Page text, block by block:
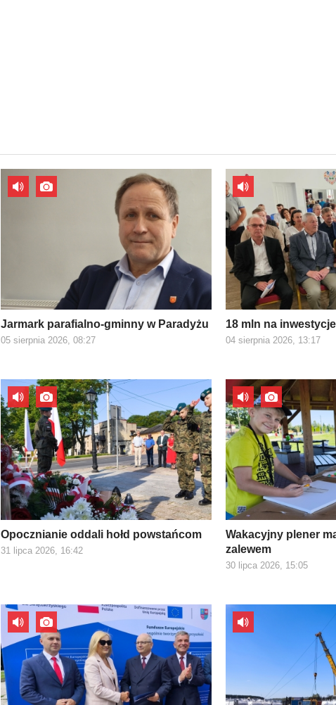
Jarmark parafialno-gminny w Paradyżu
05 sierpnia 2026, 08:27
18 mln na inwestycje
04 sierpnia 2026, 13:17
Opocznianie oddali hołd powstańcom
31 lipca 2026, 16:42
Wakacyjny plener
zalewem
30 lipca 2026, 15:05